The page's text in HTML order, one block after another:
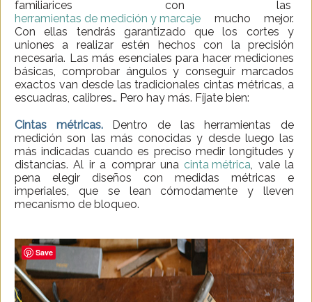
familiarices con las
herramientas de medición y marcaje mucho mejor.
Con ellas tendrás garantizado que los cortes y
uniones a realizar estén hechos con la precisión
necesaria. Las más esenciales para hacer mediciones
básicas, comprobar ángulos y conseguir marcados
exactos van desde las tradicionales cintas métricas, a
escuadras, calibres… Pero hay más. Fíjate bien:
Cintas métricas. Dentro de las herramientas de
medición son las más conocidas y desde luego las
más indicadas cuando es preciso medir longitudes y
distancias. Al ir a comprar una cinta métrica, vale la
pena elegir diseños con medidas métricas e
imperiales, que se lean cómodamente y lleven
mecanismo de bloqueo.
Save